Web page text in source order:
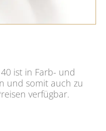
ist in Farb- und
und somit auch zu
verfügbar.